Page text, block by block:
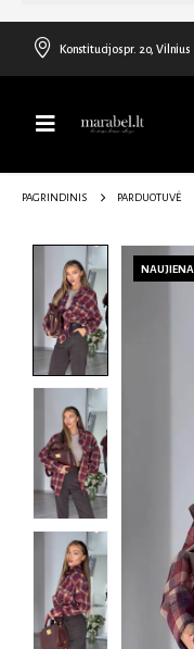
Konstitucijos pr. 20, Vilnius
PAGRINDINIS PARDUOTUVĖ
NAUJIENA